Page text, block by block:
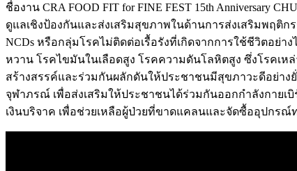
ชื่องาน CRA FOOD FIT for FINE FEST 15th
ดูแลเชิงป้องกันและส่งเสริมสุขภาพในด้านการส่งเสริมพฤติ
NCDs หรือกลุ่มโรคไม่ติดต่อเรื้อรังที่เกิดจากการใช้ชีวิตอย่า
หวาน โรคไขมันในเลือดสูง โรคความดันโลหิตสูง ซึ่งโรคเห
สร้างสรรค์และร่วมกันผลักดันให้ประชาชนมีสุขภาวะดีอย่า
จุฬาภรณ์ เพื่อส่งเสริมให้ประชาชนได้ร่วมกันออกกำลังกายเบิ
เงินบริจาค เพื่อช่วยเหลือผู้ป่วยที่ขาดแคลนและจัดซื้ออุปกร